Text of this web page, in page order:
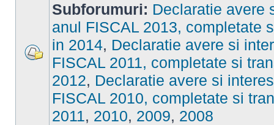
sunt
mesaje
necitite
Subforumuri: Declaratie avere
anul FISCAL 2013, completate
in 2014, Declaratie avere si
FISCAL 2011, completate si
2012, Declaratie avere si
FISCAL 2010, completate si
2011, 2010, 2009, 2008